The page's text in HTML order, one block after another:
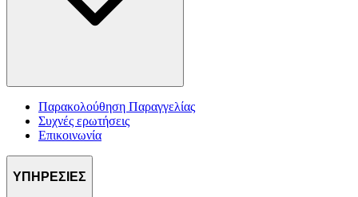
Παρακολούθηση Παραγγελίας
Συχνές ερωτήσεις
Επικοινωνία
ΥΠΗΡΕΣΙΕΣ